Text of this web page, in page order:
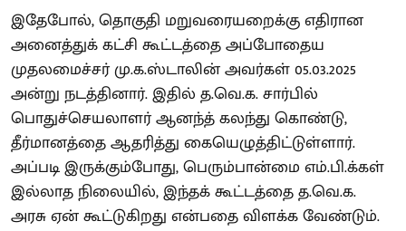
இதேபோல், தொகுதி மறுவரையறைக்கு எதிரான
அனைத்துக் கட்சி கூட்டத்தை அப்போதைய
முதலமைச்சர் மு.க.ஸ்டாலின் அவர்கள் 05.03.2025
அன்று நடத்தினார். இதில் த.வெ.க. சார்பில்
பொதுச்செயலாளர் ஆனந்த் கலந்து கொண்டு,
தீர்மானத்தை ஆதரித்து கையெழுத்திட்டுள்ளார்.
அப்படி இருக்கும்போது, பெரும்பான்மை எம்.பி.க்கள்
இல்லாத நிலையில், இந்தக் கூட்டத்தை த.வெ.க.
அரசு ஏன் கூட்டுகிறது என்பதை விளக்க வேண்டும்.